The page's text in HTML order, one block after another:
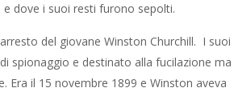
dove i suoi resti furono sepolti.
del giovane Winston Churchill. I suoi
spionaggio e destinato alla fucilazione ma
Era il 15 novembre 1899 e Winston aveva